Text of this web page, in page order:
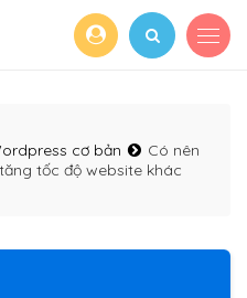
cơ bản
Có nên
tốc độ website khác